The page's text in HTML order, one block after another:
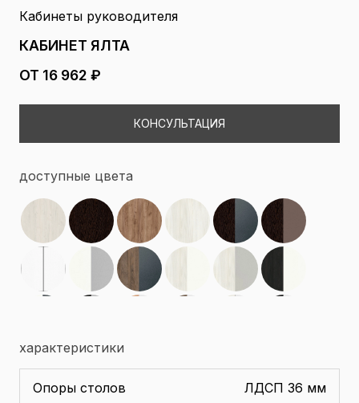
Кабинеты руководителя
КАБИНЕТ ЯЛТА
ОТ 16 962 ₽
КОНСУЛЬТАЦИЯ
доступные цвета
характеристики
Опоры столов ЛДСП 36 мм